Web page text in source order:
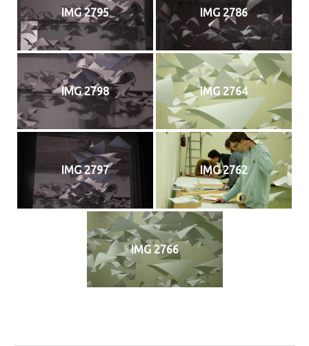
IMG 2795 IMG 2786
IMG 2798 IMG 2764
IMG 2797 IMG 2762
IMG 2766